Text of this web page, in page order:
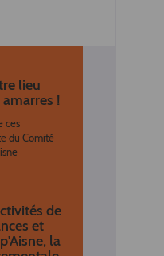
lieu
!
ces
du Comité
de
et
la